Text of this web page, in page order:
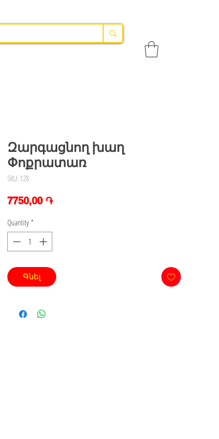
Զարգացնող խաղ
Փոքրատառ
SKU: 128
7750,00 ֏Price
Quantity *
Գնել